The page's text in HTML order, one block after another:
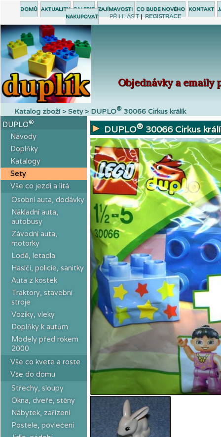
DOMŮ AKTUALITY GALERIE ZAJÍMAVOSTI CO BUDE NOVÉHO KONTAKT
NAKUPOVAT
PŘIHLÁSIT| REGISTRACE
Objednávky a emaily
Katalog zboží > Sety > DUPLO® 30066 Cirkus králík
DUPLO®
Návody
Doplňky
Katalogy
Sety
Vše co jezdí a lítá
Osobní auta, dodávky
Nákladní auta,
autobusy
Závodní auta,
motorky
Lodě, letadla
Hasiči, policie, sanitky
Auta z kostek
Traktory, stavební
stroje
Vozíky, vleky
Doplňky k autům
Modely před rokem
2000
Vše co kvete a roste
Vše do domu
Střechy, sloupy
Okna, dveře, stěny
Nábytek, zařízení
Postele, povlečení
DUPLO® 30066 Cirkus